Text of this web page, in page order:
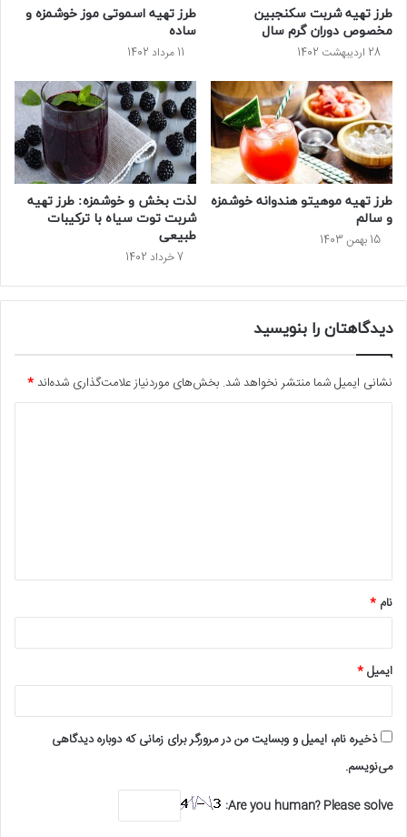
طرز تهیه شربت سکنجبین
مخصوص دوران گرم سال
28 اردیبهشت 1402
طرز تهیه اسموتی موز خوشمزه و
ساده
11 مرداد 1402
طرز تهیه موهیتو هندوانه خوشمزه
و سالم
15 بهمن 1403
لذت بخش و خوشمزه: طرز تهیه
شربت توت سیاه با ترکیبات
طبیعی
7 خرداد 1402
دیدگاهتان را بنویسید
نشانی ایمیل شما منتشر نخواهد شد. بخش‌های موردنیاز علامت‌گذاری شده‌اند*
*
نام *
ایمیل*
ذخیره نام، ایمیل و وبسایت من در مرورگر برای زمانی که دوباره دیدگاهی
می‌نویسم.
Are you human? Please solve: